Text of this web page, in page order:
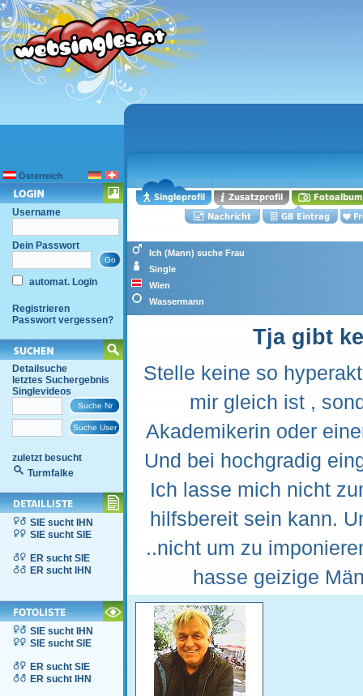
Österreich
Username
Dein Passwort
automat. Login
Registrieren
Passwort vergessen?
Detailsuche
letztes Suchergebnis
Singlevideos
zuletzt besucht
Turmfalke
SIE sucht IHN
SIE sucht SIE
ER sucht SIE
ER sucht IHN
SIE sucht IHN
SIE sucht SIE
ER sucht SIE
ER sucht IHN
Ich (Mann) suche Frau
Single
Wien
Wassermann
Tja gibt
Stelle keine so
mir gleich ist ,
Akademikerin oder
Und bei hochgradig
Ich lasse mich nicht
hilfsbereit sein kann.
..nicht um zu
hasse geizige